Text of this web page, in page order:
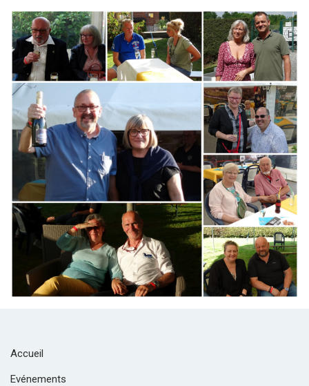
Branding
ARMCHAIR
Accueil
Evénements